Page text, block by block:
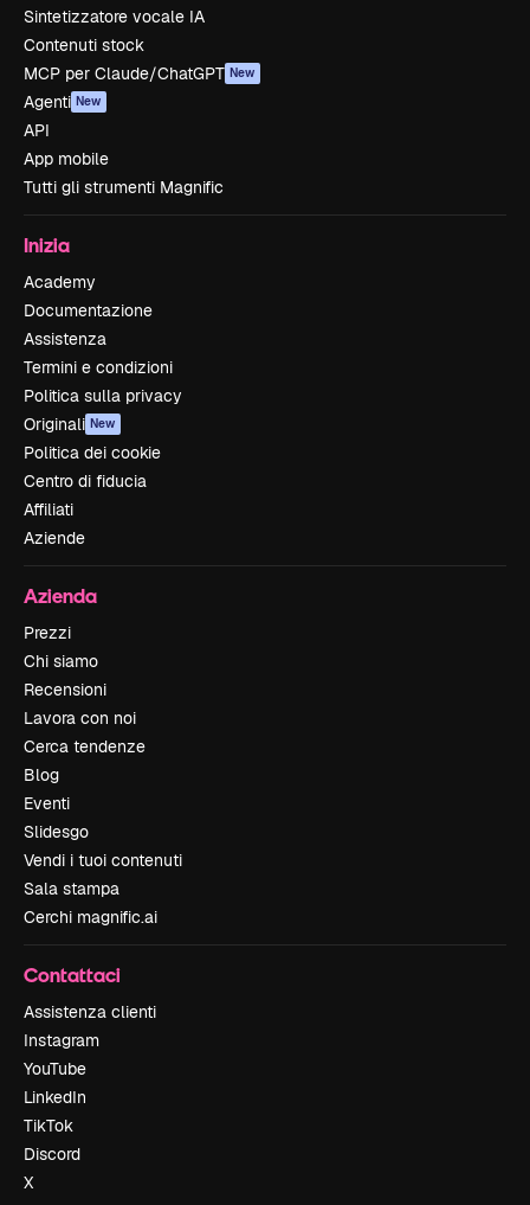
Sintetizzatore vocale IA
Contenuti stock
MCP per Claude/ChatGPT New
Agenti New
API
App mobile
Tutti gli strumenti Magnific
Inizia
Academy
Documentazione
Assistenza
Termini e condizioni
Politica sulla privacy
Originali New
Politica dei cookie
Centro di fiducia
Affiliati
Aziende
Azienda
Prezzi
Chi siamo
Recensioni
Lavora con noi
Cerca tendenze
Blog
Eventi
Slidesgo
Vendi i tuoi contenuti
Sala stampa
Cerchi magnific.ai
Contattaci
Assistenza clienti
Instagram
YouTube
LinkedIn
TikTok
Discord
X